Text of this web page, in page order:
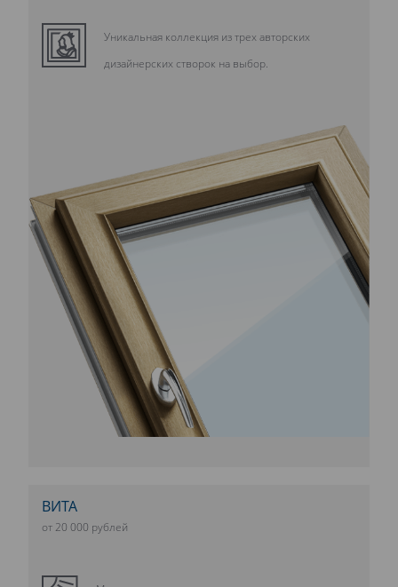
Уникальная коллекция из трех авторских
дизайнерских створок на выбор.
ВИТА
от 20 000 рублей